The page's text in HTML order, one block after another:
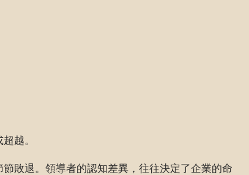
越。
敗退。領導者的認知差異，往往決定了企業的命